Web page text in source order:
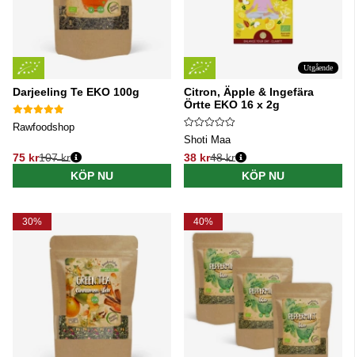
Darjeeling Te EKO 100g
Rawfoodshop
75 kr
Ordinarie pris:
107 kr
KÖP NU
Utgående
Citron, Äpple & Ingefära
Örtte EKO 16 x 2g
Shoti Maa
38 kr
Ordinarie pris:
48 kr
KÖP NU
30% 40%